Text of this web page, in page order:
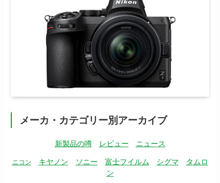
メーカ・カテゴリー別アーカイブ
新製品の噂 レビュー ニュース
ニコン キヤノン ソニー 富士フイルム シグマ
タムロ
ン